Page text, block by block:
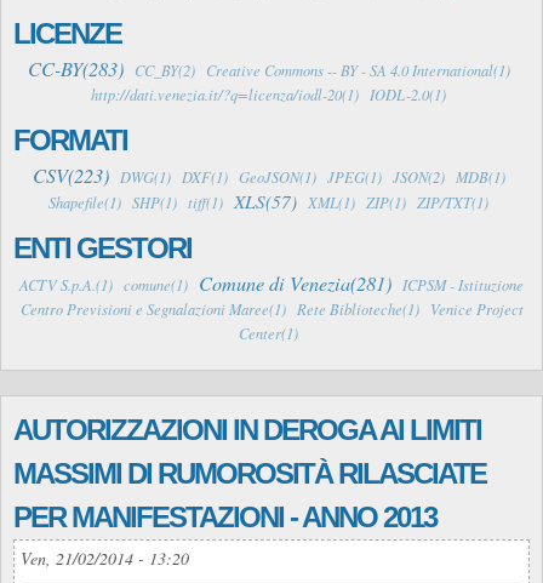
LICENZE
CC-BY(283) CC_BY(2)
Creative Commons -- BY - SA 4.0 International(1)
http://dati.venezia.it/?q=licenza/iodl-20(1)
IODL-2.0(1)
FORMATI
CSV(223) DWG(1) DXF(1) GeoJSON(1) JPEG(1) JSON(2)
MDB(1)
Shapefile(1) SHP(1) tiff(1) XLS(57) XML(1) ZIP(1) ZIP/TXT(1)
ENTI GESTORI
ACTV S.p.A.(1) comune(1) Comune di Venezia(281)
ICPSM - Istituzione
Centro Previsioni e Segnalazioni Maree(1)
Rete Biblioteche(1)
Venice Project
Center(1)
AUTORIZZAZIONI IN DEROGA AI LIMITI
MASSIMI DI RUMOROSITÀ RILASCIATE
PER MANIFESTAZIONI - ANNO 2013
Ven, 21/02/2014 - 13:20